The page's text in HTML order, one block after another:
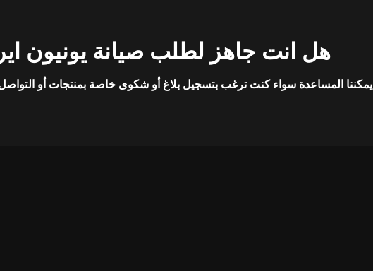
هل انت جاهز لطلب صيانة يونيون
يمكننا المساعدة سواء كنت ترغب بتسجيل بلاغ أو شكوى خاصة بمنتجات أو